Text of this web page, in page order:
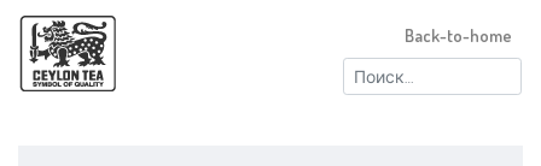
Найти:
Back-to-home